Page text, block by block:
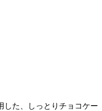
した、しっとりチョコケー